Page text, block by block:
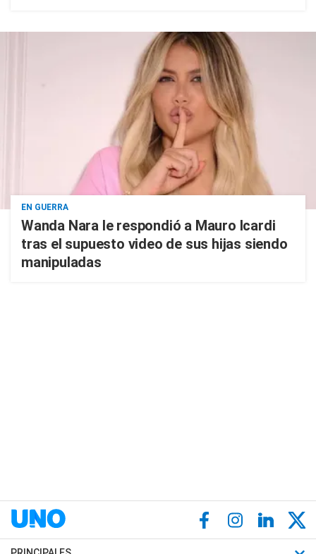
EN GUERRA
Wanda Nara le respondió a Mauro Icardi
tras el supuesto video de sus hijas siendo
manipuladas